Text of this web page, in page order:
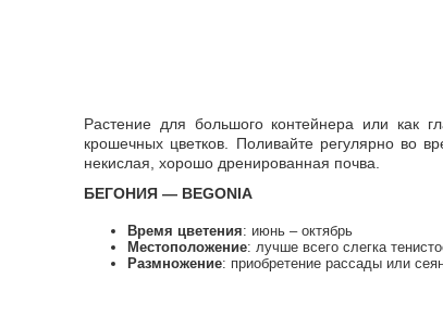
Растение для большого контейнера или как
крошечных цветков. Поливайте регулярно во
некислая, хорошо дренированная почва.
БЕГОНИЯ — BEGONIA
Время цветения: июнь – октябрь
Местоположение: лучше всего слегка
Размножение: приобретение рассады или